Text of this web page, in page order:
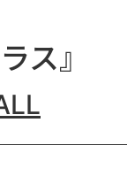
ス』